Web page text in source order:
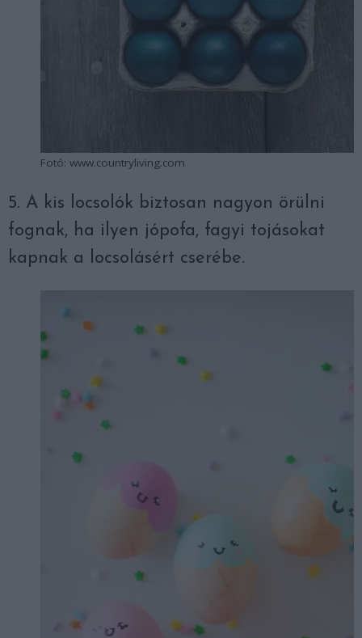
Fotó: www.countryliving.com
5. A kis locsolók biztosan nagyon örülni
fognak, ha ilyen jópofa, fagyi tojásokat
kapnak a locsolásért cserébe.